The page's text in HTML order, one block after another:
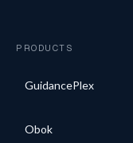
PRODUCTS
GuidancePlex
Obok